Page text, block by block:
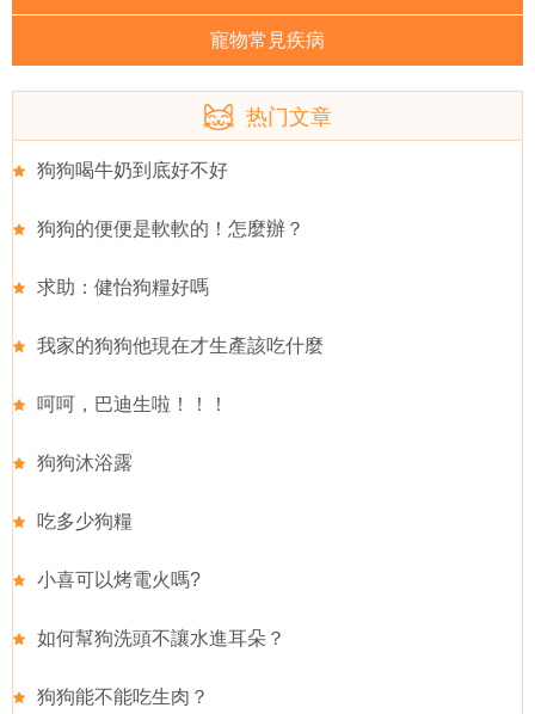
寵物常見疾病
热门文章
狗狗喝牛奶到底好不好
狗狗的便便是軟軟的！怎麼辦？
求助：健怡狗糧好嗎
我家的狗狗他現在才生產該吃什麼
呵呵，巴迪生啦！！！
狗狗沐浴露
吃多少狗糧
小喜可以烤電火嗎?
如何幫狗洗頭不讓水進耳朵？
狗狗能不能吃生肉？